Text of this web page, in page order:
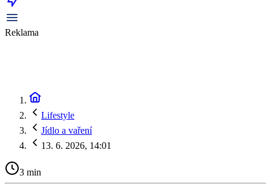
Reklama
Lifestyle
Jídlo a vaření
13. 6. 2026, 14:01
3 min